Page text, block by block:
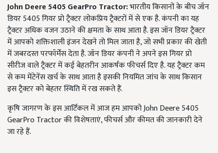
John Deere 5405 GearPro Tractor:भारतीय किसानों के बीच जॉन
डियर 5405 गियर प्रो ट्रैक्टर लोकप्रिय ट्रैक्टरों में से एक है. कंपनी का यह
ट्रैक्टर अधिक वजन उठाने की क्षमता के साथ आता है. इस जॉन डियर ट्रैक्टर
में आपको शक्तिशाली इंजन देखने तो मिल जाता है, जो सभी प्रकार की खेती
में जबरदस्त परफॉर्मेंस देता है. जॉन डियर कंपनी ने अपने इस गियर प्रो
सीरीज वाले ट्रैक्टर में कई बेहतरीन आकर्षक फीचर्स दिए है. यह ट्रैक्टर कम
से कम मेंटेनेंस खर्च के साथ आता है इसकी नियमित जांच के साथ किसान
इस ट्रैक्टर को बेहतर स्थिति में रख सकते हैं.
कृषि जागरण के इस आर्टिकल में आज हम आपको John Deere 5405
GearPro Tractor की विशेषताएं, फीचर्स और कीमत की जानकारी देने
जा रहे हैं.